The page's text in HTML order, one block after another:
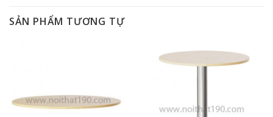
SẢN PHẨM TƯƠNG TỰ